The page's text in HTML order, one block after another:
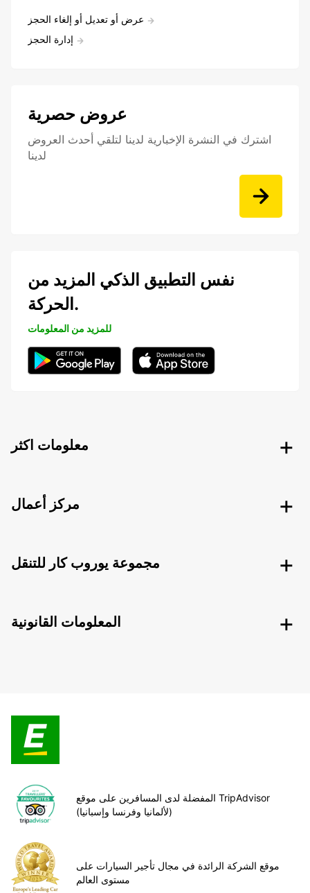
عرض أو تعديل أو إلغاء الحجز
إدارة الحجز
عروض حصرية
اشترك في النشرة الإخبارية لدينا لتلقي أحدث العروض
لدينا
نفس التطبيق الذكي المزيد من
الحركة.
للمزيد من المعلومات
معلومات اكثر
مركز أعمال
مجموعة يوروب كار للتنقل
المعلومات القانونية
المفضلة لدى المسافرين على موقع TripAdvisor
(لألمانيا وفرنسا وإسبانيا)
موقع الشركة الرائدة في مجال تأجير السيارات على
مستوى العالم